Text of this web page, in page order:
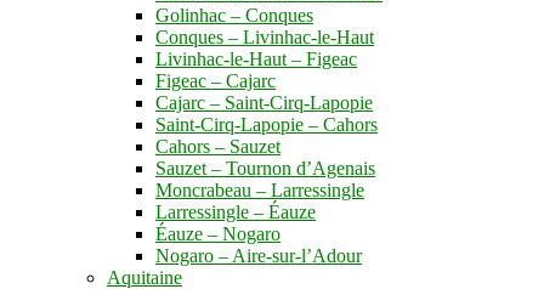
Golinhac – Conques
Conques – Livinhac-le-Haut
Livinhac-le-Haut – Figeac
Figeac – Cajarc
Cajarc – Saint-Cirq-Lapopie
Saint-Cirq-Lapopie – Cahors
Cahors – Sauzet
Sauzet – Tournon d’Agenais
Moncrabeau – Larressingle
Larressingle – Éauze
Éauze – Nogaro
Nogaro – Aire-sur-l’Adour
Aquitaine